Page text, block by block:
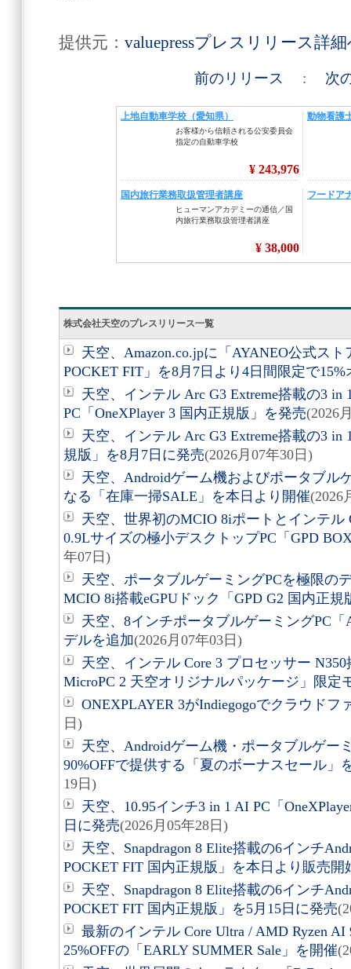
提供元： valuepressプレスリリース詳
前のリリース : 次
株式会社天空のプレスリリース一覧
天空、Amazon.co.jpに「AYANEO公式ス
POCKET FIT」を8月7日より4日間限定で15%
天空、インテル Arc G3 Extreme搭載の3 in
PC「OneXPlayer 3 国内正規版」を発売(2026
天空、インテル Arc G3 Extreme搭載の3 in
規版」を8月7日に発売(2026月07年30日)
天空、Androidゲーム機およびポータブル
なる「在庫一掃SALE」を本日より開催(2026
天空、世界初のMCIO 8iポートとインテル
0.9Lサイズの極小デスクトップPC「GPD
年07日)
天空、ポータブルゲーミングPCを極限の
MCIO 8i搭載eGPUドック「GPD G2 国内正規
天空、8インチポータブルゲーミングPC
デルを追加(2026月07年03日)
天空、インテル Core 3 プロセッサー
MicroPC 2 天空オリジナルパッケージ」限定
ONEXPLAYER 3がIndiegogoでクラウドフ
日)
天空、Androidゲーム機・ポータブルゲー
90%OFFで提供する「夏のボーナスセール」
19日)
天空、10.95インチ3 in 1 AI PC「
日に発売(2026月05年28日)
天空、Snapdragon 8 Elite搭載の6インチ
POCKET FIT 国内正規版」を本日より販売開
天空、Snapdragon 8 Elite搭載の6インチ
POCKET FIT 国内正規版」を5月15日に発売
最新のインテル Core Ultra / AMD Ryzen
25%OFFの「EARLY SUMMER Sale」を開催